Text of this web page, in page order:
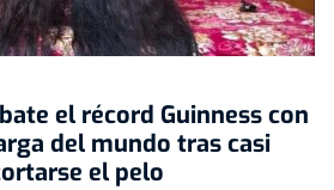
el récord Guinness con
del mundo tras casi
el pelo